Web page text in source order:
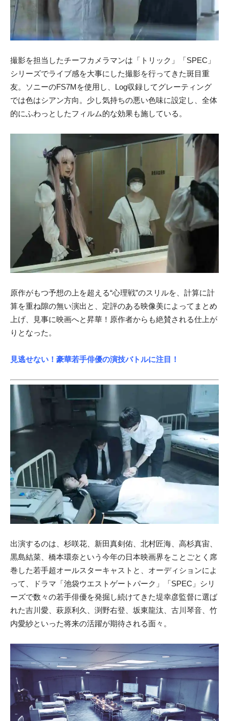
撮影を担当したチーフカメラマンは「トリック」「SPEC」
シリーズでライブ感を大事にした撮影を行ってきた斑目重
友。ソニーのFS7Mを使用し、Log収録してグレーティング
では色はシアン方向。少し気持ちの悪い色味に設定し、全体
的にふわっとしたフィルム的な効果も施している。
原作がもつ予想の上を超える“心理戦”のスリルを、計算に計
算を重ね隙の無い演出と、定評のある映像美によってまとめ
上げ、見事に映画へと昇華！原作者からも絶賛される仕上が
りとなった。
見逃せない！豪華若手俳優の演技バトルに注目！
出演するのは、杉咲花、新田真剣佑、北村匠海、高杉真宙、
黒島結菜、橋本環奈という今年の日本映画界をことごとく席
巻した若手超オールスターキャストと、オーディションによ
って、ドラマ「池袋ウエストゲートパーク」「SPEC」シリ
ーズで数々の若手俳優を発掘し続けてきた堤幸彦監督に選ば
れた吉川愛、萩原利久、渕野右登、坂東龍汰、古川琴音、竹
内愛紗といった将来の活躍が期待される面々。